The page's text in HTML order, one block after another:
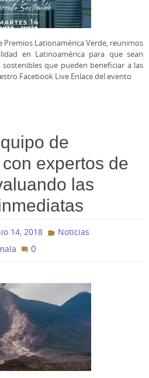
Premios Lationamérica Verde, reunimos
en Latinoamérica para que sean
que pueden beneficiar a las
Facebook Live Enlace del evento
de
expertos de
las
14, 2018
Noticias
0